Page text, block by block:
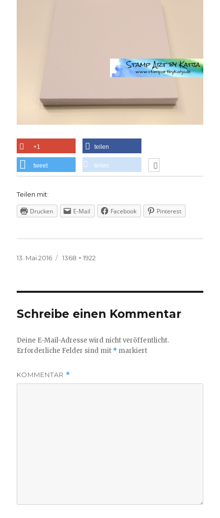
+1 teilen
tweet teilen
Teilen mit:
Drucken E-Mail Facebook Pinterest
Veröffentlicht
13. Mai 2016
Volle
1368 × 1922
Schreibe einen Kommentar
Deine E-Mail-Adresse wird nicht veröffentlicht.
Erforderliche Felder sind mit * markiert
KOMMENTAR *